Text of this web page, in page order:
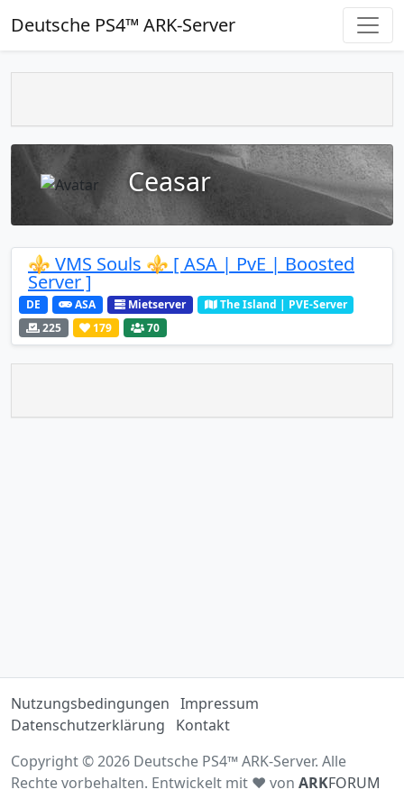
Deutsche PS4™ ARK-Server
Ceasar
⚜️ VMS Souls ⚜️ [ ASA | PvE | Boosted
Server ]
DE ASA Mietserver
The Island | PVE-Server
225
179 70
Nutzungsbedingungen Impressum
Datenschutzerklärung
Kontakt
Copyright © 2026 Deutsche PS4™ ARK-Server. Alle
Rechte vorbehalten. Entwickelt mit ♥ von ARKFORUM